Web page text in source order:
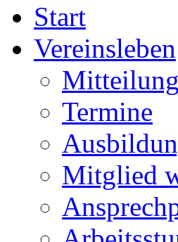
Start
Vereinsleben
Termine
Mitglied